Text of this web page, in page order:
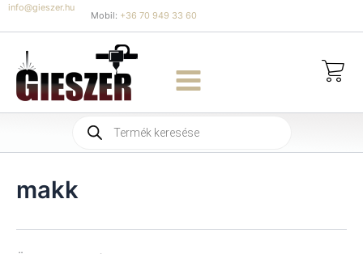
Skip
to
content
info@gieszer.hu
Mobil: +36 70 949 33 60
Products
search
makk